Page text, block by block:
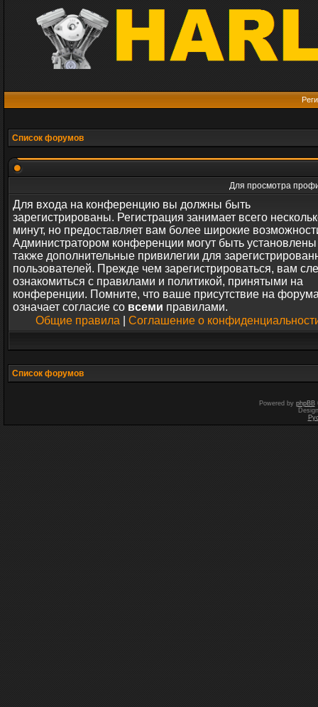
Список форумов
Для просмотра
Для входа на конференцию вы должны быть
зарегистрированы. Регистрация занимает всего
минут, но предоставляет вам более широкие
Администратором конференции могут быть установлены
также дополнительные привилегии для
пользователей. Прежде чем зарегистрироваться, вам
ознакомиться с правилами и политикой, принятыми на
конференции. Помните, что ваше присутствие на
означает согласие со всеми правилами.
Общие правила
Соглашение о
Список форумов
Powered by phpBB